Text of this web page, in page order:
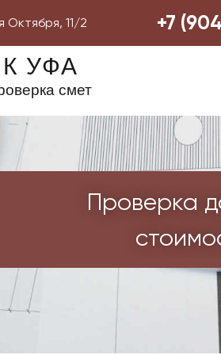
Октября, 11/2 +7
УФА
смет
Проверка